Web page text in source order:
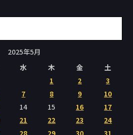
2025年5月
水 木 金
土
1
2
3
7 8 9
10
14 15 16
17
21 22 23
24
28 29 30 31